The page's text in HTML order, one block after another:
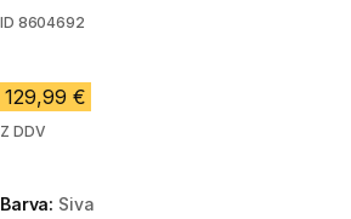
ID 8604692
129,99 €
Z DDV
Barva: Siva